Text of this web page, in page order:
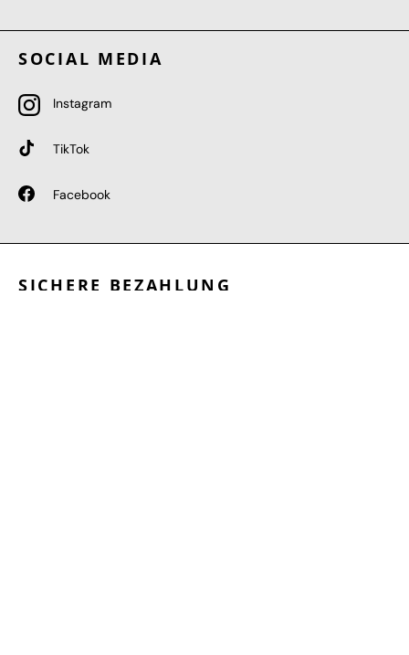
SOCIAL MEDIA
Instagram
TikTok
Facebook
SICHERE BEZAHLUNG